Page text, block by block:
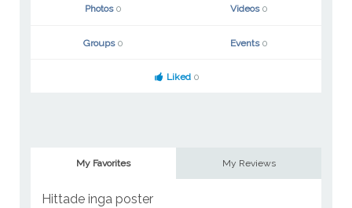
Photos 0 Videos 0
Groups 0 Events 0
Liked 0
My Favorites My Reviews
Hittade inga poster